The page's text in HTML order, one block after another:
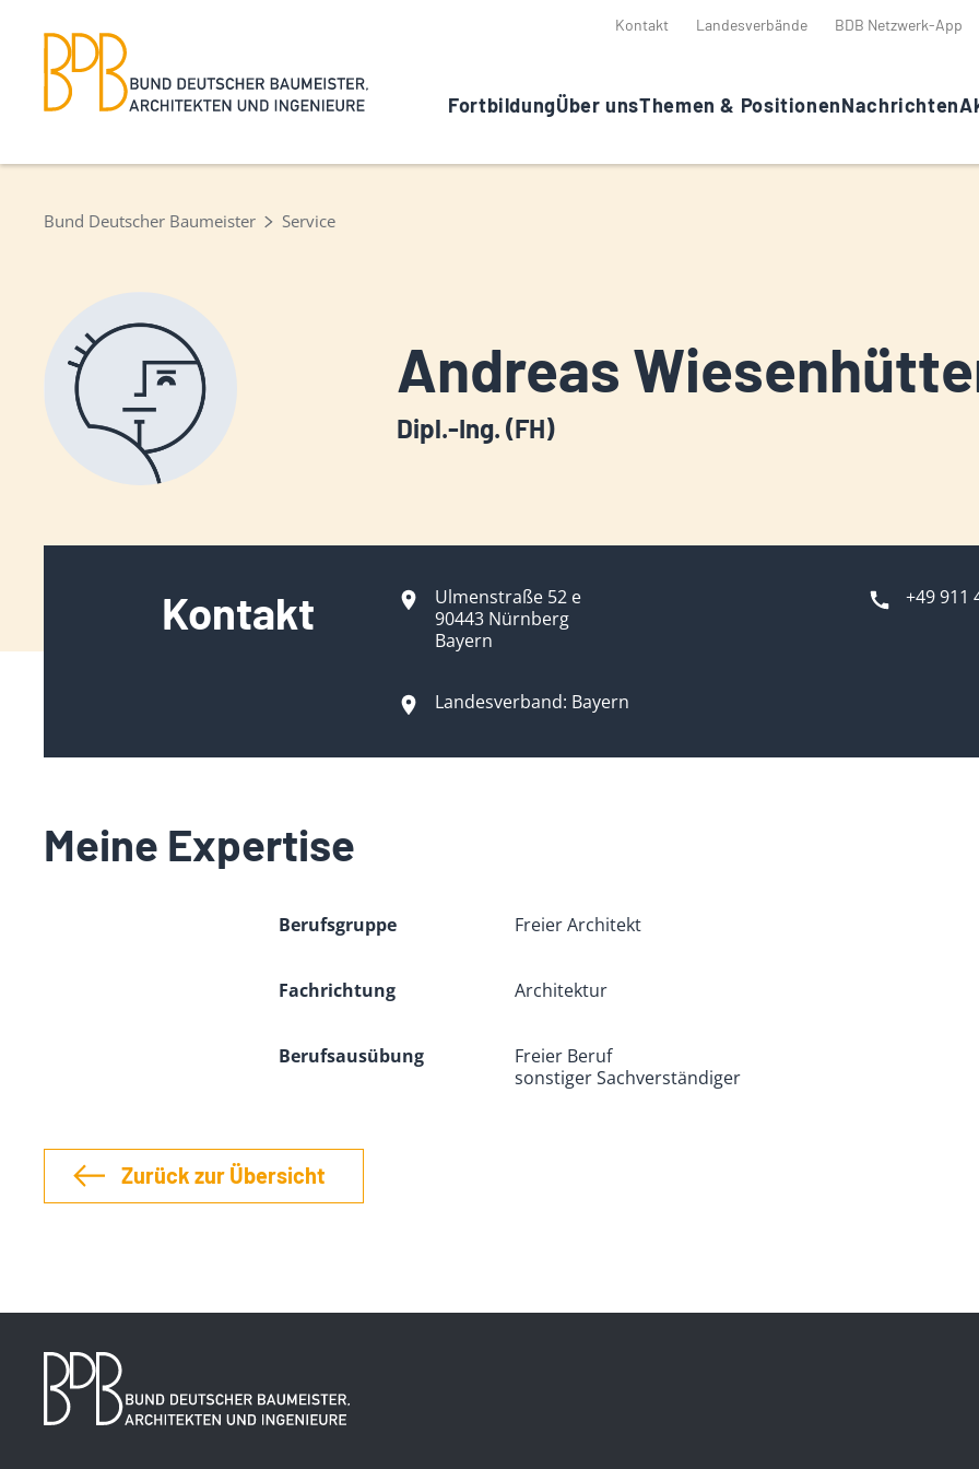
Kontakt Landesverbände BDB Netzwerk-App
FortbildungÜber unsThemen & PositionenNachrichten
Bund Deutscher Baumeister Service
Andreas
Dipl.-Ing. (FH)
Kontakt
Ulmenstraße 52 e
90443 Nürnberg
Bayern
+49 911
Landesverband: Bayern
Meine Expertise
Berufsgruppe Freier Architekt
Fachrichtung Architektur
Berufsausübung
Freier Beruf
sonstiger Sachverständiger
Zurück zur Übersicht